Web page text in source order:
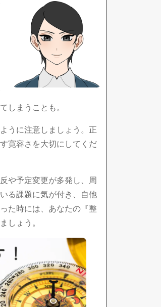
しまうことも。
うに注意しましょう。正
寛容さを大切にしてくだ
や予定変更が多発し、周
る課題に気が付き、自他
た時には、あなたの『整
しょう。